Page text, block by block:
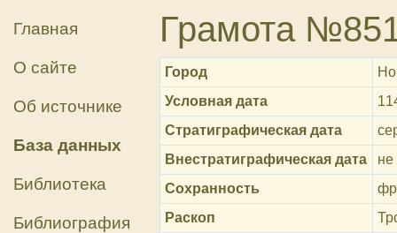
Главная
О сайте
Об источнике
База данных
Библиотека
Библиография
Грамота
Город
Условная дата
Стратиграфическая дата
Внестратиграфическая дата
не
Сохранность
Раскоп